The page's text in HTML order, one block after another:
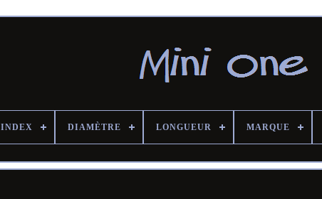
INDEX DIAMÈTRE LONGUEUR MARQUE